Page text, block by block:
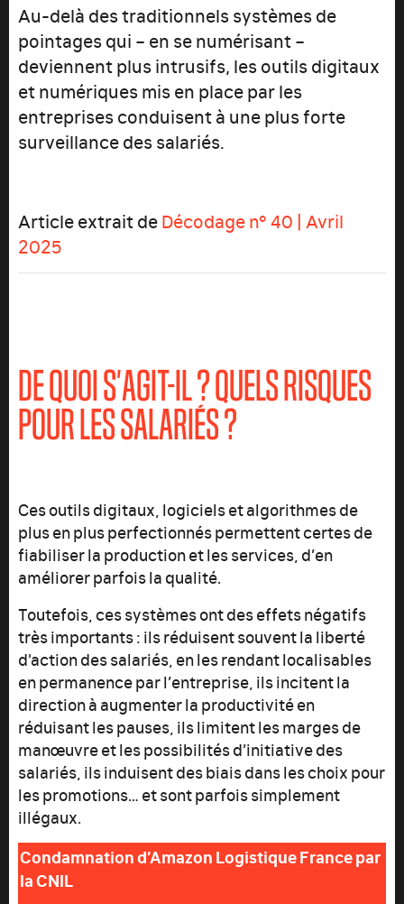
Au-delà des traditionnels systèmes de
pointages qui – en se numérisant –
deviennent plus intrusifs, les outils digitaux
et numériques mis en place par les
entreprises conduisent à une plus forte
surveillance des salariés.
Article extrait deDécodage n° 40 | Avril
2025
DE QUOI S’AGIT-IL ? QUELS RISQUES
POUR LES SALARIÉS ?
Ces outils digitaux, logiciels et algorithmes de
plus en plus perfectionnés permettent certes de
fiabiliser la production et les services, d’en
améliorer parfois la qualité.
Toutefois, ces systèmes ont des effets négatifs
très importants : ils réduisent souvent la liberté
d'action des salariés, en les rendant localisables
en permanence par l’entreprise, ils incitent la
direction à augmenter la productivité en
réduisant les pauses, ils limitent les marges de
manœuvre et les possibilités d’initiative des
salariés, ils induisent des biais dans les choix pour
les promotions… et sont parfois simplement
illégaux.
Condamnation d’Amazon Logistique France par
la CNIL